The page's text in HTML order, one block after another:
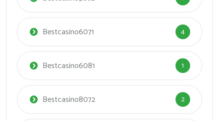
Bestcasino6071 4
Bestcasino6081 1
Bestcasino8072 2